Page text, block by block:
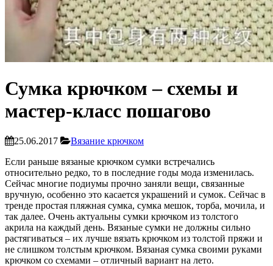
Сумка крючком – схемы и
мастер-класс пошагово
25.06.2017
Вязание крючком
Если раньше вязаные крючком сумки встречались
относительно редко, то в последние годы мода изменилась.
Сейчас многие подиумы прочно заняли вещи, связанные
вручную, особенно это касается украшений и сумок. Сейчас в
тренде простая пляжная сумка, сумка мешок, торба, мочила, и
так далее. Очень актуальны сумки крючком из толстого
акрила на каждый день. Вязаные сумки не должны сильно
растягиваться – их лучше вязать крючком из толстой пряжи и
не слишком толстым крючком. Вязаная сумка своими руками
крючком со схемами – отличный вариант на лето.